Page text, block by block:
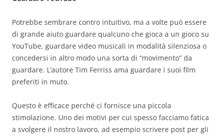
Potrebbe sembrare contro intuitivo, ma a volte può essere
di grande aiuto guardare qualcuno che gioca a un gioco su
YouTube, guardare video musicali in modalità silenziosa o
concedersi in altro modo una sorta di “movimento” da
guardare. L’autore Tim Ferriss ama guardare i suoi film
preferiti in muto.
Questo è efficace perché ci fornisce una piccola
stimolazione. Uno dei motivi per cui spesso facciamo fatica
a svolgere il nostro lavoro, ad esempio scrivere post per gli